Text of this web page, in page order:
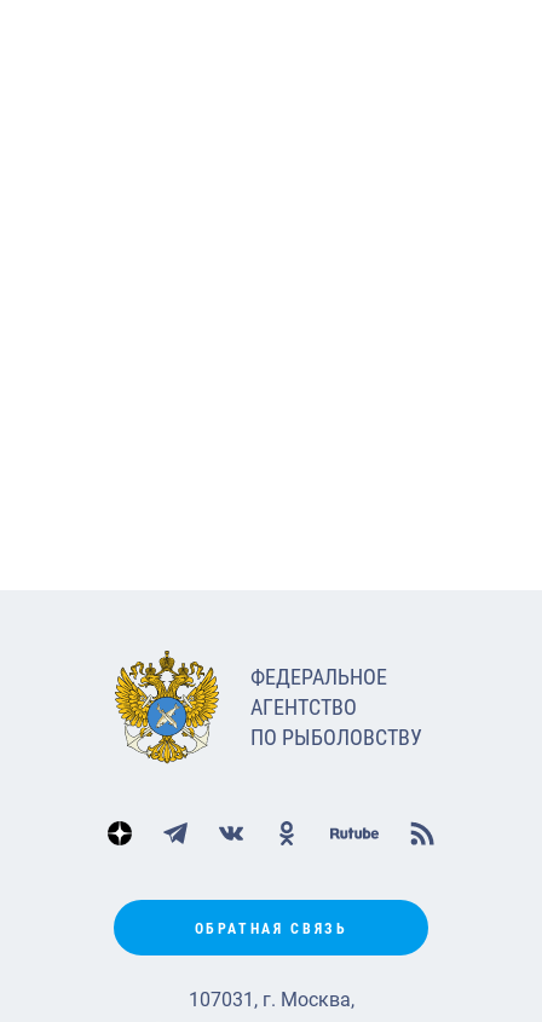
ФЕДЕРАЛЬНОЕ
АГЕНТСТВО
ПО РЫБОЛОВСТВУ
ОБРАТНАЯ СВЯЗЬ
107031, г. Москва,